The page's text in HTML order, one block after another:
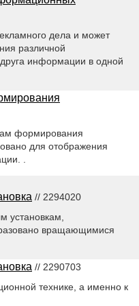
дела и может
различной
информации в одной
формирования
для отображения
.
// 2294020
установкам,
вращающимися
// 2290703
технике, а именно к